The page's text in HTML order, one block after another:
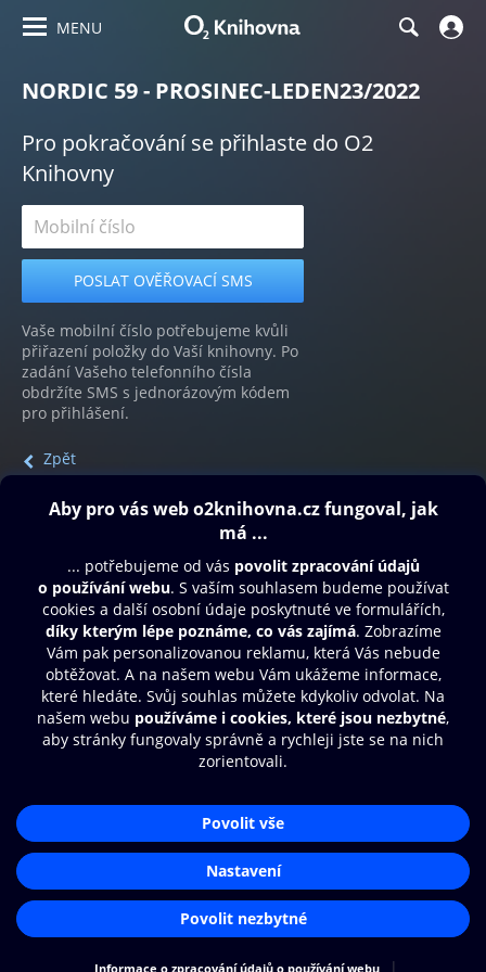
MENU
NORDIC 59 - PROSINEC-LEDEN23/2022
Pro pokračování se přihlaste do O2
Knihovny
Vaše mobilní číslo potřebujeme kvůli
přiřazení položky do Vaší knihovny. Po
zadání Vašeho telefonního čísla
obdržíte SMS s jednorázovým kódem
pro přihlášení.
Zpět
Obsah ke stažení
Moje O2 Knihovna
Další zábava
© O2 Czech Republic a.s.
Přístupnost
Zásady zpracování osobních údajů
Nastavení cookies
Aplikace O2 Knihovna
Čti a poslouchej své e-knihy a
audioknihy rychleji a pohodlněji.